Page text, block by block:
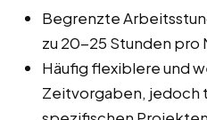
Begrenzte
zu 20-25 Stunden pro
Häufig flexiblere und
Zeitvorgaben, jedoch